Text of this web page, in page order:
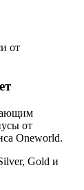
от
от
Oneworld.
Gold и